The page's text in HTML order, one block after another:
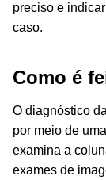
preciso e
caso.
Como é
O diagnóstico
por meio de
examina a
exames de